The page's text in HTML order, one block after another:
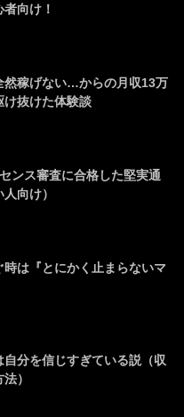
向け！
然稼げない…からの月収13万
け抜けた体験談
ンス審査に合格した堅実通
向け）
は『とにかく止まらないマ
自分を信じすぎている説（収
）